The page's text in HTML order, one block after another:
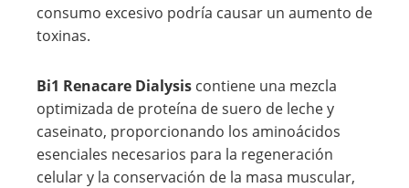
consumo excesivo podría causar un aumento de
toxinas.
Bi1 Renacare Dialysis contiene una mezcla
optimizada de proteína de suero de leche y
caseinato, proporcionando los aminoácidos
esenciales necesarios para la regeneración
celular y la conservación de la masa muscular,